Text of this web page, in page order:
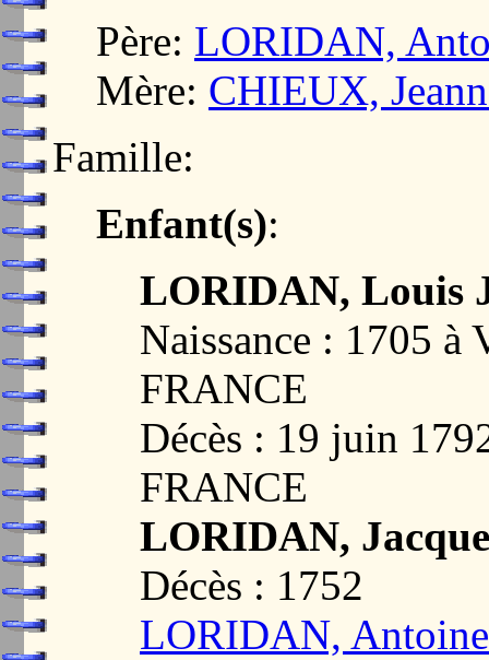
Père: LORIDAN,
Mère: CHIEUX,
Famille:
Enfant(s):
LORIDAN, Louis
Naissance : 1705
FRANCE
Décès : 19 juin
FRANCE
LORIDAN,
Décès : 1752
LORIDAN,